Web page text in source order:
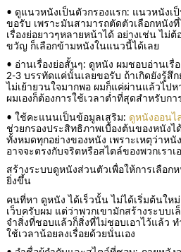
• ดูแนวหนังเป็นตัวกรองแรก: แนวหนังเป็
ขอรับ เพราะมันสามารถตัดตัวเลือกหนัง
เรื่องย่อยาวๆหลายหน้าได้ อย่างเช่น ไม่
ขวัญ ก็เลือกข้ามหนังในแนวนี้ได้เลย
• อ่านเรื่องย่อสั้นๆ: ดูหนัง ผมชอบอ่านเรื่
2-3 บรรทัดแค่นั้นเลยขอรับ ถ้าเกิดยังรู้สึ
ไม่เย้ายวนใจมากพอ ผมก็แค่ผ่านแล้วไปห
ผมเองก็ต้องการใช้เวลาต่ำที่สุดสำหรับก
• ใช้คะแนนเป็นข้อมูลเสริม: ดูหนังออนไ
ช่วยกรองประสิทธิภาพเบื้องต้นของหนังไ
ทั้งหมดทุกอย่างของหนัง เพราะเหตุว่าหนั
อาจจะตรงกับจริตหรือสไตล์ของพวกเราเ
สร้างระบบดูหนังส่วนตัวเพื่อให้การเลือก
ยิ่งขึ้น
คนที่หา ดูหนัง ได้เร็วนั้น ไม่ได้เริ่มต้นให
เว็บครับผม แต่ว่าพวกเขามักสร้างระบบเ
จำสิ่งที่ชอบแล้วก็สิ่งที่ไม่ชอบเอาไว้แล้ว ท
ใช้เวลาน้อยลงเรื่อยด้วยนั่นเอง